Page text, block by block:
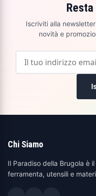
Iscriviti alla
novità e
Chi Siamo
Il Paradiso della Brugola è
ferramenta, utensili e